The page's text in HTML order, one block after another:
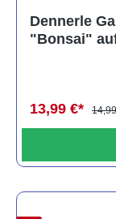
Dennerle
"Bonsai"
13,99 €*